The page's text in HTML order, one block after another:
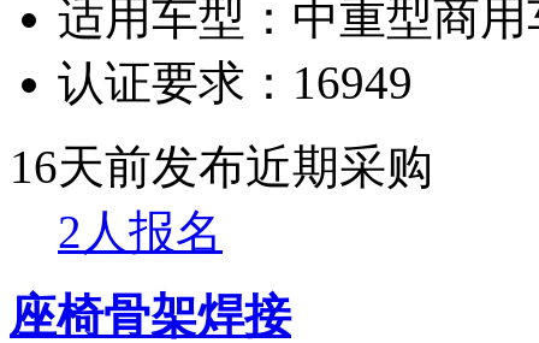
适用车型： 中重型商
认证要求： 16949
16天前发布近期采购
2人报名
座椅骨架焊接